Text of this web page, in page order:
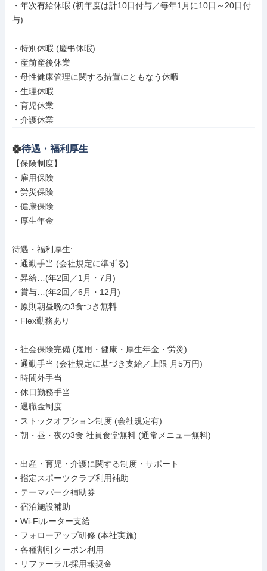
・年次有給休暇 (初年度は計10日付与／毎年1月に10日～20日付
与)
・特別休暇 (慶弔休暇)
・産前産後休業
・母性健康管理に関する措置にともなう休暇
・生理休暇
・育児休業
・介護休業
待遇・福利厚生
【保険制度】
・雇用保険
・労災保険
・健康保険
・厚生年金
待遇・福利厚生:
・通勤手当 (会社規定に準ずる)
・昇給…(年2回／1月・7月)
・賞与…(年2回／6月・12月)
・原則朝昼晩の3食つき無料
・Flex勤務あり
・社会保険完備 (雇用・健康・厚生年金・労災)
・通勤手当 (会社規定に基づき支給／上限 月5万円)
・時間外手当
・休日勤務手当
・退職金制度
・ストックオプション制度 (会社規定有)
・朝・昼・夜の3食 社員食堂無料 (通常メニュー無料)
・出産・育児・介護に関する制度・サポート
・指定スポーツクラブ利用補助
・テーマパーク補助券
・宿泊施設補助
・Wi-Fiルーター支給
・フォローアップ研修 (本社実施)
・各種割引クーポン利用
・リファーラル採用報奨金